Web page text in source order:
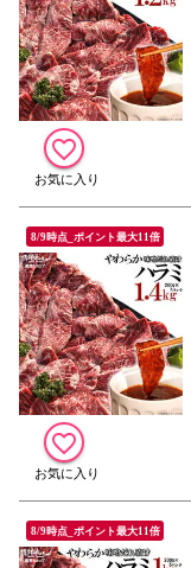
8/9時点_ポイント最大11倍
8/9時点_ポイント最大11倍